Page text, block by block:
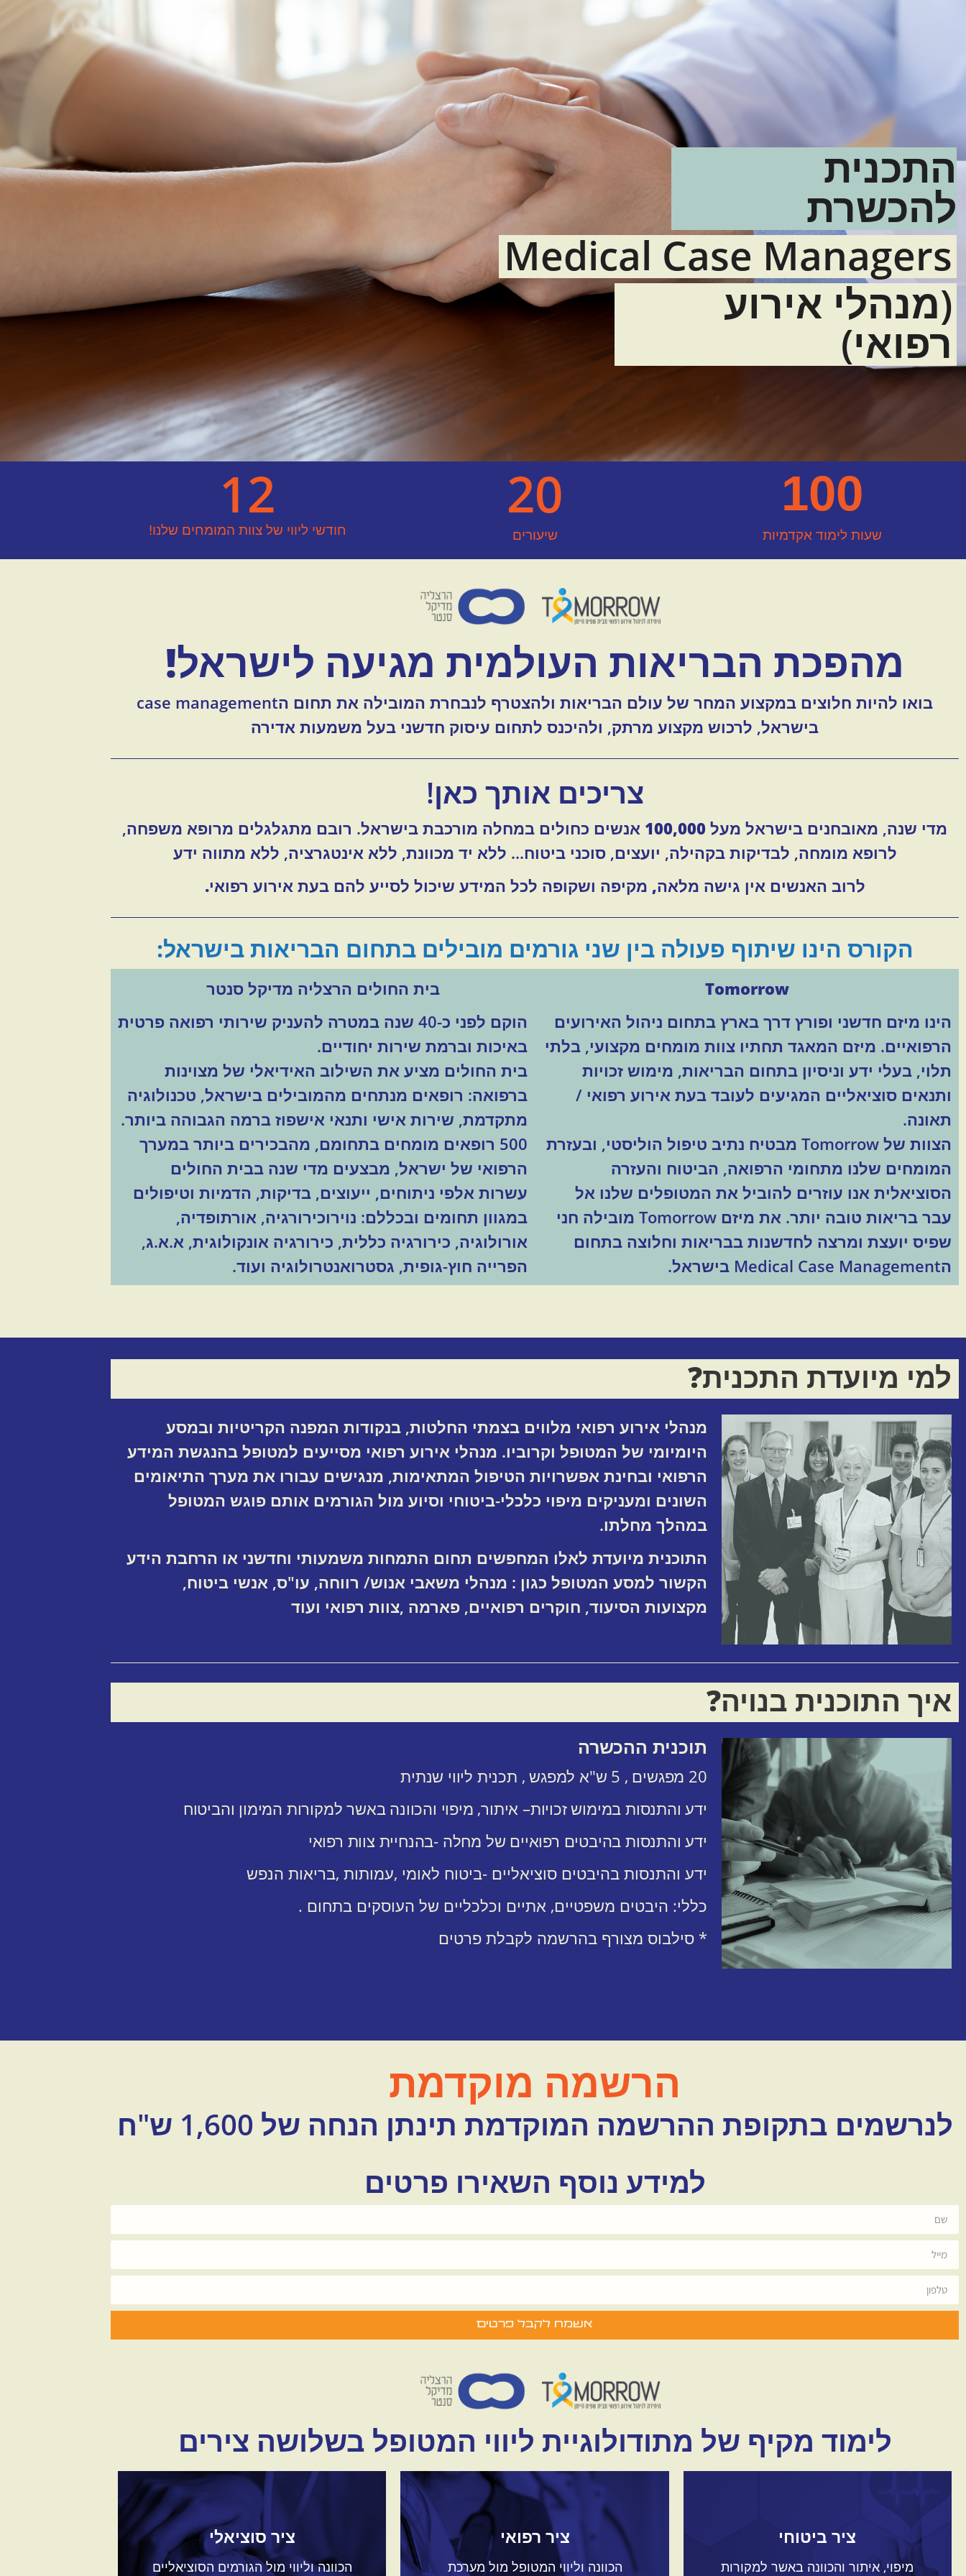
התכנית
להכשרת
Medical Case Managers
(מנהלי אירוע
רפואי)
שעות לימוד אקדמיות
100
שיעורים
20
חודשי ליווי של צוות המומחים שלנו!
12
מהפכת הבריאות העולמית מגיעה לישראל!
בואו להיות חלוצים במקצוע המחר של עולם הבריאות ולהצטרף לנבחרת המובילה את תחום הcase management
בישראל, לרכוש מקצוע מרתק, ולהיכנס לתחום עיסוק חדשני בעל משמעות אדירה
צריכים אותך כאן!
מדי שנה, מאובחנים בישראל מעל 100,000 אנשים כחולים במחלה מורכבת בישראל. רובם מתגלגלים מרופא משפחה,
לרופא מומחה, לבדיקות בקהילה, יועצים, סוכני ביטוח... ללא יד מכוונת, ללא אינטגרציה, ללא מתווה ידע
לרוב האנשים אין גישה מלאה, מקיפה ושקופה לכל המידע שיכול לסייע להם בעת אירוע רפואי.
הקורס הינו שיתוף פעולה בין שני גורמים מובילים בתחום הבריאות בישראל:
Tomorrow
הינו מיזם חדשני ופורץ דרך בארץ בתחום ניהול האירועים
הרפואיים. מיזם המאגד תחתיו צוות מומחים מקצועי, בלתי
תלוי, בעלי ידע וניסיון בתחום הבריאות, מימוש זכויות
ותנאים סוציאליים המגיעים לעובד בעת אירוע רפואי /
תאונה.
הצוות של Tomorrow מבטיח נתיב טיפול הוליסטי, ובעזרת
המומחים שלנו מתחומי הרפואה, הביטוח והעזרה
הסוציאלית אנו עוזרים להוביל את המטופלים שלנו אל
עבר בריאות טובה יותר. את מיזם Tomorrow מובילה חני
שפיס יועצת ומרצה לחדשנות בבריאות וחלוצה בתחום
הMedical Case Management בישראל.
בית החולים הרצליה מדיקל סנטר
הוקם לפני כ-40 שנה במטרה להעניק שירותי רפואה פרטית
באיכות וברמת שירות יחודיים.
בית החולים מציע את השילוב האידיאלי של מצוינות
ברפואה: רופאים מנתחים מהמובילים בישראל, טכנולוגיה
מתקדמת, שירות אישי ותנאי אישפוז ברמה הגבוהה ביותר.
500 רופאים מומחים בתחומם, מהבכירים ביותר במערך
הרפואי של ישראל, מבצעים מדי שנה בבית החולים
עשרות אלפי ניתוחים, ייעוצים, בדיקות, הדמיות וטיפולים
במגוון תחומים ובכללם: נוירוכירורגיה, אורתופדיה,
אורולוגיה, כירורגיה כללית, כירורגיה אונקולוגית, א.א.ג,
הפרייה חוץ-גופית, גסטרואנטרולוגיה ועוד.
למי מיועדת התכנית?
מנהלי אירוע רפואי מלווים בצמתי החלטות, בנקודות המפנה הקריטיות ובמסע
היומיומי של המטופל וקרוביו. מנהלי אירוע רפואי מסייעים למטופל בהנגשת המידע
הרפואי ובחינת אפשרויות הטיפול המתאימות, מנגישים עבורו את מערך התיאומים
השונים ומעניקים מיפוי כלכלי-ביטוחי וסיוע מול הגורמים אותם פוגש המטופל
במהלך מחלתו.
התוכנית מיועדת לאלו המחפשים תחום התמחות משמעותי וחדשני או הרחבת הידע
הקשור למסע המטופל כגון : מנהלי משאבי אנוש/ רווחה, עו"ס, אנשי ביטוח,
מקצועות הסיעוד, חוקרים רפואיים, פארמה ,צוות רפואי ועוד
איך התוכנית בנויה?
תוכנית ההכשרה
20 מפגשים , 5 ש"א למפגש , תכנית ליווי שנתית
ידע והתנסות במימוש זכויות– איתור, מיפוי והכוונה באשר למקורות המימון והביטוח
ידע והתנסות בהיבטים רפואיים של מחלה -בהנחיית צוות רפואי
ידע והתנסות בהיבטים סוציאליים -ביטוח לאומי ,עמותות ,בריאות הנפש
כללי: היבטים משפטיים, אתיים וכלכליים של העוסקים בתחום .
* סילבוס מצורף בהרשמה לקבלת פרטים
הרשמה מוקדמת
לנרשמים בתקופת ההרשמה המוקדמת תינתן הנחה של 1,600 ש"ח
למידע נוסף השאירו פרטים
אשמח לקבל פרטים
לימוד מקיף של מתודולוגיית ליווי המטופל בשלושה צירים
ציר ביטוחי
מיפוי, איתור והכוונה באשר למקורות
ציר רפואי
הכוונה וליווי המטופל מול מערכת
ציר סוציאלי
הכוונה וליווי מול הגורמים הסוציאליים